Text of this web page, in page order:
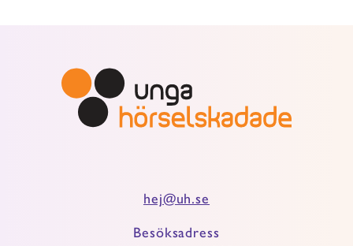
hej@uh.se
Besöksadress